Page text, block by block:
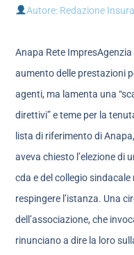
Autore: Redazione
Anapa Rete
aumento delle prestazioni
agenti, ma lamenta una
direttivi” e teme per la
lista di riferimento di
aveva chiesto l’elezione di
cda e del collegio
respingere l’istanza. Una
dell’associazione, che
rinunciano a dire la loro